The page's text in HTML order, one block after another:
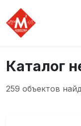
Каталог
259 объектов